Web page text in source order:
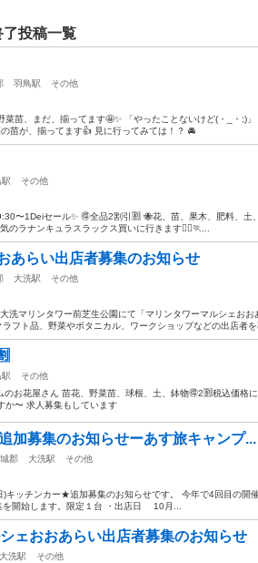
投稿一覧
羽鳥駅
その他
苗、まだ、揃ってます🤩✨ 「やったことないけど(・_・;)」
苗が、揃ってます👍 見に行ってみては！？ 🚘️
その他
〜1Deiセール✨ 🉐全品2割引🈹 🐝花、苗、果木、肥料、土
のラナンキュラスラックス買いに行きます🏃‍♀️🏃‍...
あらい出店者募集のお知らせ
大洗駅
その他
洗マリンタワー前芝生公園にて「マリンタワーマルシェおお
フト品、野菜やボタニカル、ワークショップなどの出店者を
その他
のお花屋さん 苗花、野菜苗、球根、土、鉢物🉐2🈹税込価格
か〜 求人募集もしています
加募集のお知らせーあす旅キャンプ...
郡 大洗駅
その他
ッチンカー★追加募集のお知らせです。 今年で4回目の開
開始します。限定１台 ・出店日 10月...
ェおおあらい出店者募集のお知らせ
大洗駅
その他